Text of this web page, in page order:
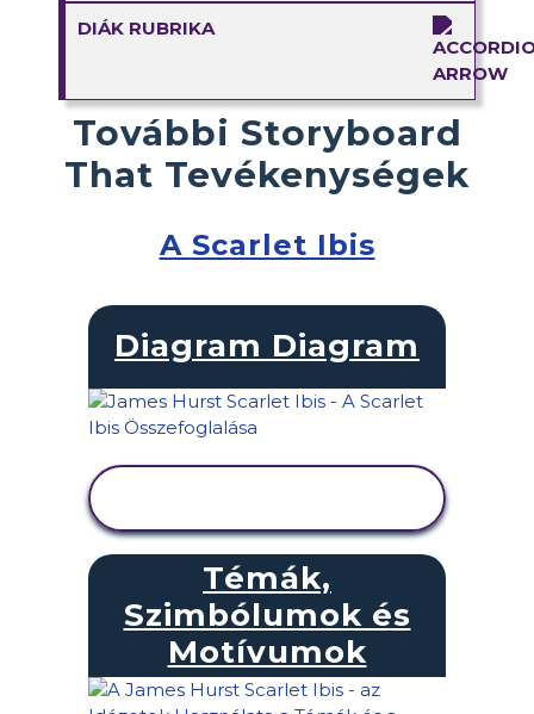
DIÁK RUBRIKA
További Storyboard
That Tevékenységek
A Scarlet Ibis
Diagram Diagram
Témák,
Szimbólumok és
Motívumok